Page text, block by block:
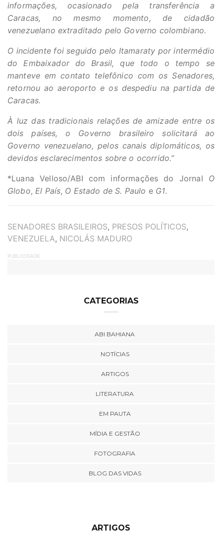
informações, ocasionado pela transferência a
Caracas, no mesmo momento, de cidadão
venezuelano extraditado pelo Governo colombiano.
O incidente foi seguido pelo Itamaraty por intermédio
do Embaixador do Brasil, que todo o tempo se
manteve em contato telefônico com os Senadores,
retornou ao aeroporto e os despediu na partida de
Caracas.
À luz das tradicionais relações de amizade entre os
dois países, o Governo brasileiro solicitará ao
Governo venezuelano, pelos canais diplomáticos, os
devidos esclarecimentos sobre o ocorrido.”
*Luana Velloso/ABI com informações do Jornal O
Globo,El País, O Estado de S. Paulo e G1.
TAGS
SENADORES BRASILEIROS, PRESOS POLÍTICOS,
VENEZUELA, NICOLÁS MADURO
PUBLICIDADE
CATEGORIAS
ABI BAHIANA
NOTÍCIAS
ARTIGOS
LITERATURA
EM PAUTA
MÍDIA E GESTÃO
FOTOGRAFIA
BLOG DAS VIDAS
ARTIGOS